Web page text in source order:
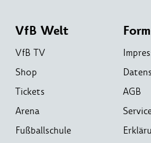
VfB Welt
VfB TV
Shop
Tickets
Arena
Fußballschule
AGB